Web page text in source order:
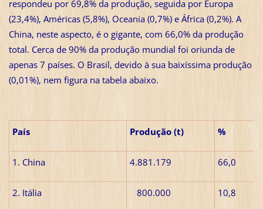
respondeu por 69,8% da produção, seguida por Europa
(23,4%), Américas (5,8%), Oceania (0,7%) e África (0,2%). A
China, neste aspecto, é o gigante, com 66,0% da produção
total. Cerca de 90% da produção mundial foi oriunda de
apenas 7 países. O Brasil, devido à sua baixíssima produção
(0,01%), nem figura na tabela abaixo.
País Produção (t) %
1. China 4.881.179 66,0
2. Itália 800.000 10,8